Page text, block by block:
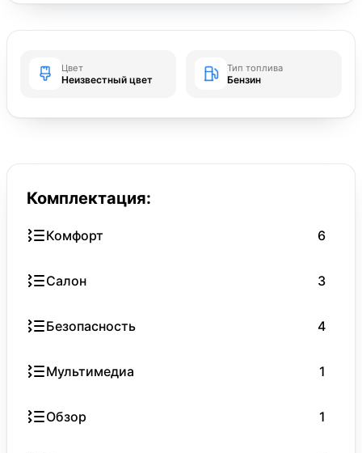
Цвет
Неизвестный цвет
Тип топлива
Бензин
Комплектация:
Комфорт 6
Салон 3
Безопасность 4
Мультимедиа 1
Обзор 1